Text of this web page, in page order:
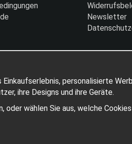
Newsletter
personalisierte
ihre Designs und ihre Geräte.
oder wählen Sie aus, welche